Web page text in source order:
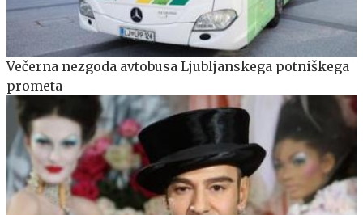
Večerna nezgoda avtobusa Ljubljanskega potniškega
prometa